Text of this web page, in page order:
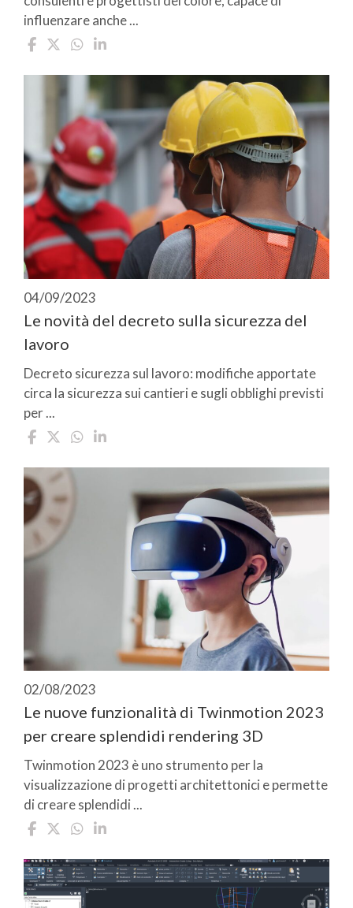
influenzare anche ...
04/09/2023
Le novità del decreto sulla sicurezza del
lavoro
Decreto sicurezza sul lavoro: modifiche apportate
circa la sicurezza sui cantieri e sugli obblighi previsti
per ...
02/08/2023
Le nuove funzionalità di Twinmotion 2023
per creare splendidi rendering 3D
Twinmotion 2023 è uno strumento per la
visualizzazione di progetti architettonici e permette
di creare splendidi ...